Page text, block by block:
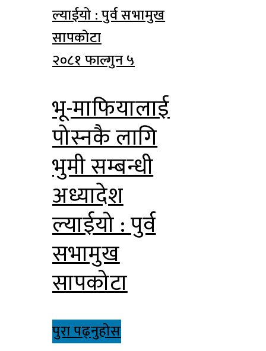
२०८१ फाल्गुन ५
भू-माफियालाई
पोस्नकै लागि
भुमी सम्बन्धी
अध्यादेश
ल्याईयो : पुर्व
सभामुख
सापकोटा
पुरा पढ्नुहोस